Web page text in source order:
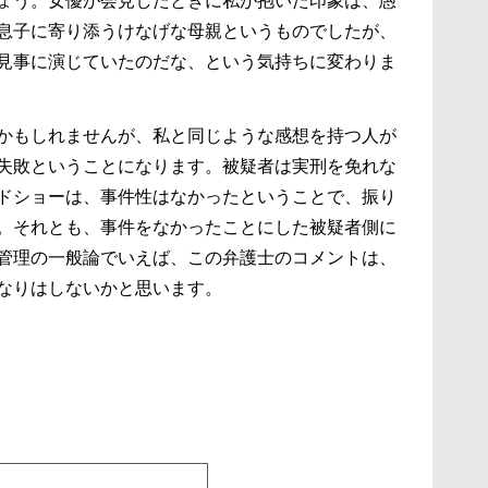
に寄り添うけなげな母親というものでしたが、
事に演じていたのだな、という気持ちに変わりま
もしれませんが、私と同じような感想を持つ人が
敗ということになります。被疑者は実刑を免れな
ショーは、事件性はなかったということで、振り
それとも、事件をなかったことにした被疑者側に
の一般論でいえば、この弁護士のコメントは、
はしないかと思います。